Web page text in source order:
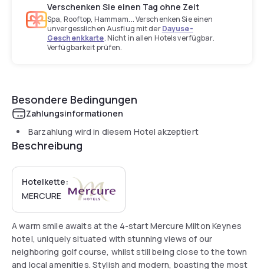
Verschenken Sie einen Tag ohne Zeit
Spa, Rooftop, Hammam... Verschenken Sie einen
unvergesslichen Ausflug mit derDayuse-
Geschenkkarte. Nicht in allen Hotels verfügbar.
Verfügbarkeit prüfen.
Besondere Bedingungen
Zahlungsinformationen
Barzahlung wird in diesem Hotel akzeptiert
Beschreibung
Hotelkette:
MERCURE
A warm smile awaits at the 4-start Mercure Milton Keynes
hotel, uniquely situated with stunning views of our
neighboring golf course, whilst still being close to the town
and local amenities. Stylish and modern, boasting the most